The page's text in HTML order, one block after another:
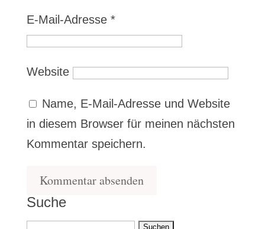
E-Mail-Adresse *
Website
Name, E-Mail-Adresse und Website
in diesem Browser für meinen nächsten
Kommentar speichern.
Suche
Suchen